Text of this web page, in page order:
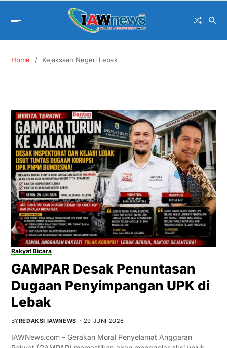
Home Kejaksaan Negeri Lebak
Rakyat Bicara
GAMPAR Desak Penuntasan
Dugaan Penyimpangan UPK di
Lebak
BYREDAKSI IAWNEWS 29 JUNI 2026
IAWNews.com – Gerakan Moral Penyelamat Anggaran